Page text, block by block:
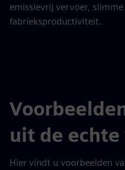
emissievrij vervoer,
fabrieksproductiviteit.
uit de
Hier vindt u voorbeelden